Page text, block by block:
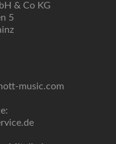
& Co KG
5
music.com